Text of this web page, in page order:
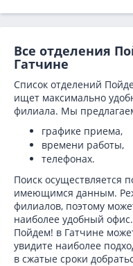
Все отделения
Гатчине
Список отделений
ищет максимально
филиала. Мы
графике приема,
времени работы,
телефонах.
Поиск осуществляется
имеющимся данным.
филиалов, поэтому
наиболее удобный
Пойдем! в Гатчине
увидите наиболее
в сжатые сроки